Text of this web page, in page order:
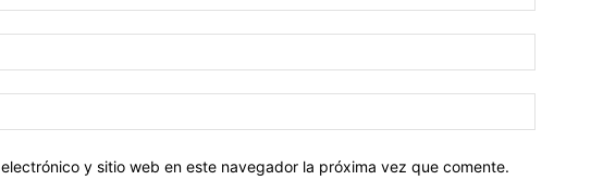
web:
y sitio web en este navegador la próxima vez que comente.